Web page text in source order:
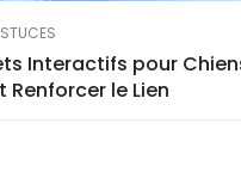
Interactifs pour
Renforcer le Lien